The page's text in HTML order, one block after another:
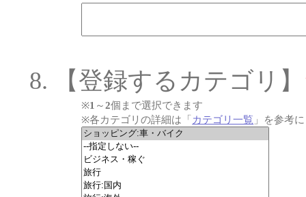
【登録するカテゴリ】
※1 ～2個まで選択できます
※各カテゴリの詳細は「 カテゴリ一覧 」を参考